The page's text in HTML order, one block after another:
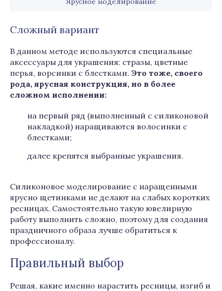
Сложный вариант
В данном методе используются специальные
аксессуары для украшения: стразы, цветные
перья, ворсинки с блестками. Это тоже, своего
рода, ярусная конструкция, но в более
сложном исполнении:
на первый ряд (выполненный с силиконовой
накладкой) наращиваются волосинки с
блестками;
далее крепятся выбранные украшения.
Силиконовое моделирование с наращенными
ярусно щетинками не делают на слабых коротких
ресницах. Самостоятельно такую ювелирную
работу выполнить сложно, поэтому для создания
праздничного образа лучше обратиться к
профессионалу.
Правильный выбор
Решая, какие именно нарастить ресницы, изгиб и